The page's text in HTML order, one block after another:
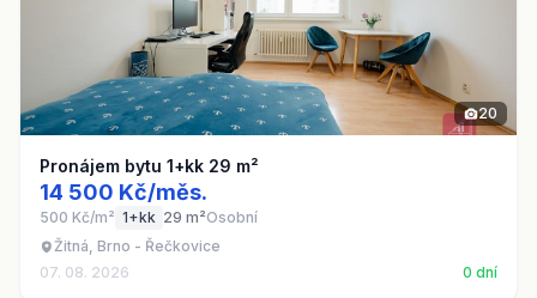
20
Pronájem bytu 1+kk 29 m²
14 500 Kč/měs.
500 Kč/m² 1+kk 29 m²Osobní
Žitná, Brno - Řečkovice
07. 08. 2026
0 dní